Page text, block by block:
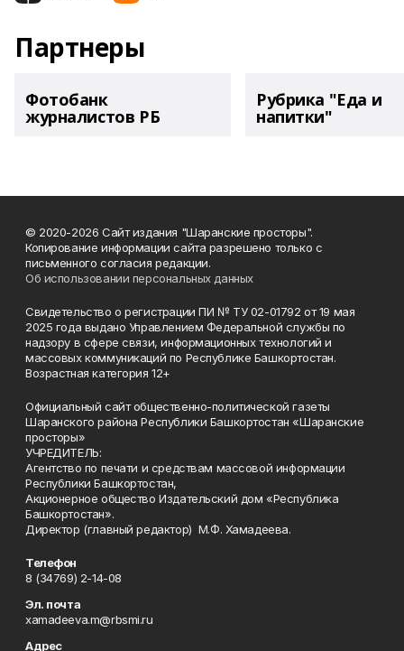
Партнеры
Фотобанк
журналистов РБ
Рубрика "Еда и
напитки"
© 2020-2026 Сайт издания "Шаранские просторы".
Копирование информации сайта разрешено только с
письменного согласия редакции.
Об использовании персональных данных
Свидетельство о регистрации ПИ № ТУ 02-01792 от 19 мая
2025 года выдано Управлением Федеральной службы по
надзору в сфере связи, информационных технологий и
массовых коммуникаций по Республике Башкортостан.
Возрастная категория 12+
Официальный сайт общественно-политической газеты
Шаранского района Республики Башкортостан «Шаранские
просторы»
УЧРЕДИТЕЛЬ:
Агентство по печати и средствам массовой информации
Республики Башкортостан,
Акционерное общество Издательский дом «Республика
Башкортостан».
Директор (главный редактор) М.Ф. Хамадеева.
Телефон
8 (34769) 2-14-08
Эл. почта
xamadeeva.m@rbsmi.ru
Адрес